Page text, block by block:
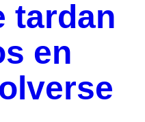
tardan
en